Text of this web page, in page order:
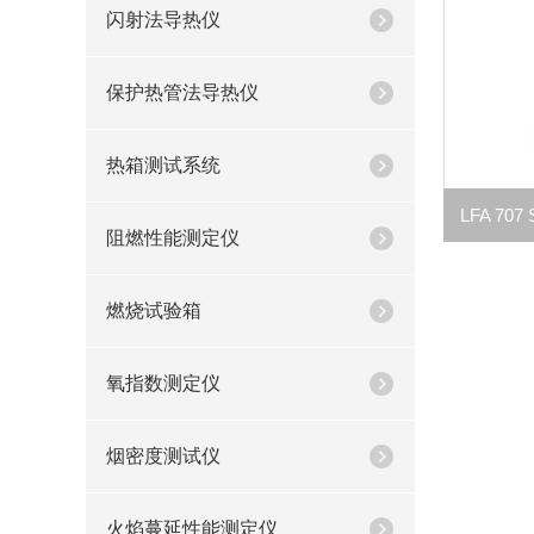
闪射法导热仪
保护热管法导热仪
热箱测试系统
阻燃性能测定仪
燃烧试验箱
氧指数测定仪
烟密度测试仪
火焰蔓延性能测定仪